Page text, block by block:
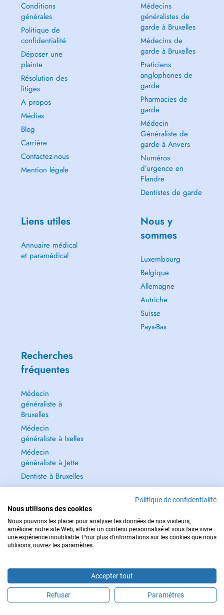
Prendre rendez-vous en ligne
Conditions
générales
Politique de
confidentialité
Déposer une
plainte
Résolution des
litiges
A propos
Médias
Blog
Carrière
Contactez-nous
Mention légale
Médecins
généralistes de
garde à Bruxelles
Médecins de
garde à Bruxelles
Praticiens
anglophones de
garde
Pharmacies de
garde
Médecin
Généraliste de
garde à Anvers
Numéros
d’urgence en
Flandre
Dentistes de garde
Liens utiles
Annuaire médical
et paramédical
Nous y
sommes
Luxembourg
Belgique
Allemagne
Autriche
Suisse
Pays-Bas
Recherches
fréquentes
Médecin
généraliste à
Bruxelles
Médecin
généraliste à Ixelles
Médecin
généraliste à Jette
Dentiste à Bruxelles
Tout voir →
POUR LES URGENCES, CONSULTEZ : 112
Politique de confidentialité
Nous utilisons des cookies
Nous pouvons les placer pour analyser les données de nos visiteurs,
améliorer notre site Web, afficher un contenu personnalisé et vous faire vivre
une expérience inoubliable. Pour plus d'informations sur les cookies que nous
utilisons, ouvrez les paramètres.
Accepter tout
Refuser Paramètres